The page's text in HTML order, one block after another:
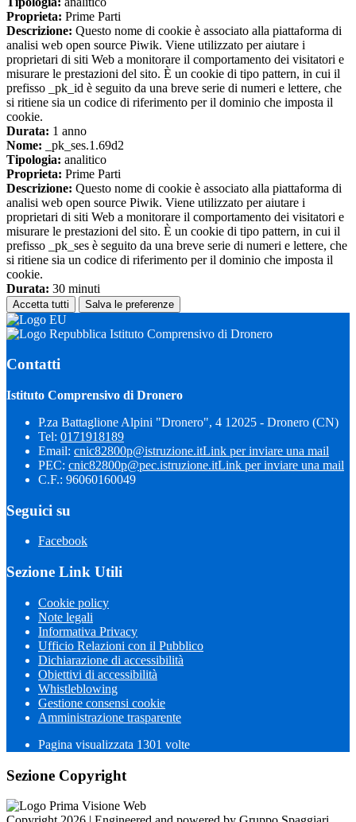
Proprieta: Prime Parti
Descrizione: Questo nome di cookie è associato alla piattaforma di
analisi web open source Piwik. Viene utilizzato per aiutare i
proprietari di siti Web a monitorare il comportamento dei visitatori e
misurare le prestazioni del sito. È un cookie di tipo pattern, in cui il
prefisso _pk_id è seguito da una breve serie di numeri e lettere, che
si ritiene sia un codice di riferimento per il dominio che imposta il
cookie.
Durata: 1 anno
Nome: _pk_ses.1.69d2
Tipologia: analitico
Proprieta: Prime Parti
Descrizione: Questo nome di cookie è associato alla piattaforma di
analisi web open source Piwik. Viene utilizzato per aiutare i
proprietari di siti Web a monitorare il comportamento dei visitatori e
misurare le prestazioni del sito. È un cookie di tipo pattern, in cui il
prefisso _pk_ses è seguito da una breve serie di numeri e lettere, che
si ritiene sia un codice di riferimento per il dominio che imposta il
cookie.
Durata: 30 minuti
Accetta tutti Salva le preferenze
Istituto Comprensivo di Dronero
Contatti
Istituto Comprensivo di Dronero
P.za Battaglione Alpini "Dronero", 4 12025 - Dronero (CN)
Tel: 0171918189
Email: cnic82800p@istruzione.itLink per inviare una mail
PEC: cnic82800p@pec.istruzione.itLink per inviare una mail
C.F.: 96060160049
Seguici su
Facebook
Sezione Link Utili
Cookie policy
Note legali
Informativa Privacy
Ufficio Relazioni con il Pubblico
Dichiarazione di accessibilità
Obiettivi di accessibilità
Whistleblowing
Gestione consensi cookie
Amministrazione trasparente
Pagina visualizzata 1301 volte
Sezione Copyright